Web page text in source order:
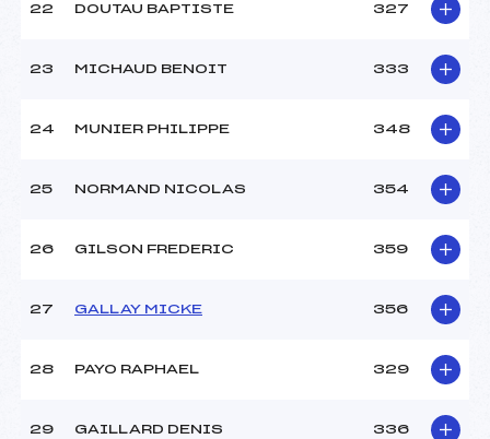
22 DOUTAU BAPTISTE 327
23 MICHAUD BENOIT 333
24 MUNIER PHILIPPE 348
25 NORMAND NICOLAS 354
26 GILSON FREDERIC 359
27 GALLAY MICKE 356
28 PAYO RAPHAEL 329
29 GAILLARD DENIS 336